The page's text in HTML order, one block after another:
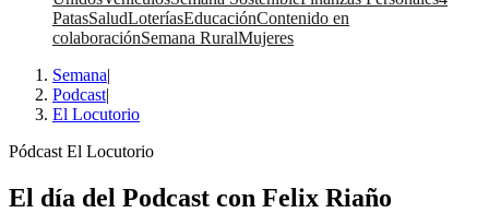
PatasSaludLoteríasEducaciónContenido en
colaboraciónSemana RuralMujeres
Semana|
Podcast|
El Locutorio
Pódcast El Locutorio
El día del Podcast con Felix Riaño